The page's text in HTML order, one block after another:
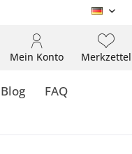
DE
Merkzettel
Mein Konto
Blog FAQ